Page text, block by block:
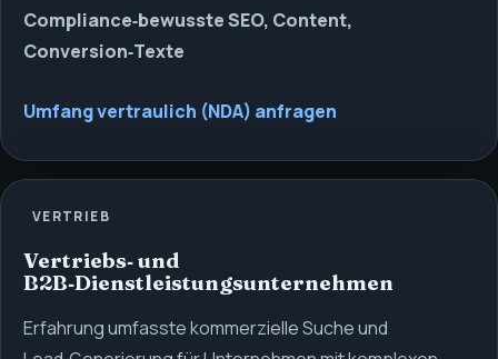
Compliance‑bewusste SEO, Content,
Conversion‑Texte
Umfang vertraulich (NDA) anfragen
VERTRIEB
Vertriebs‑ und
B2B‑Dienstleistungsunternehmen
Erfahrung umfasste kommerzielle Suche und